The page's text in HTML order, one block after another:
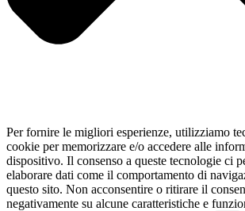
Per fornire le migliori esperienze, utilizziamo
cookie per memorizzare e/o accedere alle
dispositivo. Il consenso a queste tecnologie ci
elaborare dati come il comportamento di
questo sito. Non acconsentire o ritirare il
negativamente su alcune caratteristiche e